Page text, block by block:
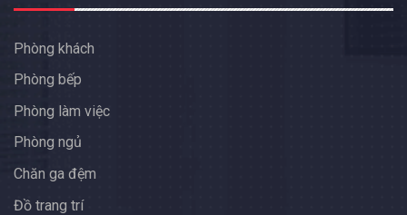
Phòng khách
Phòng bếp
Phòng làm việc
Phòng ngủ
Chăn ga đệm
Đồ trang trí